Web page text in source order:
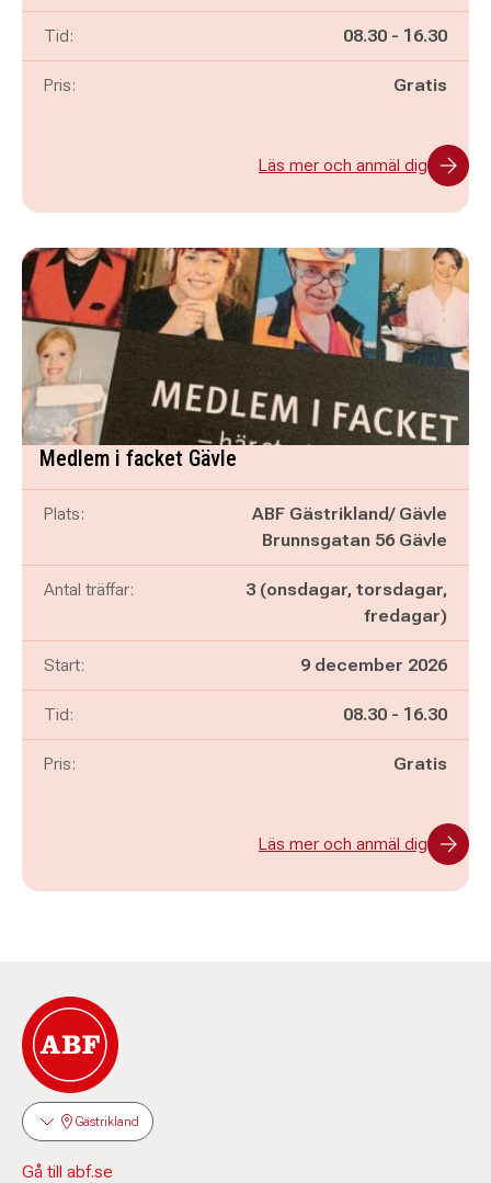
Tid: Pågår mellan
08.30 - och
16.30
Pris: Gratis
Läs mer och anmäl dig
Medlem i facket Gävle
Plats:
ABF Gästrikland/ Gävle
Brunnsgatan 56 Gävle
Antal träffar:
3 (onsdagar, torsdagar,
fredagar)
Start: 9 december 2026
Tid: Pågår mellan
08.30 - och
16.30
Pris: Gratis
Läs mer och anmäl dig
Gästrikland
Gå till abf.se